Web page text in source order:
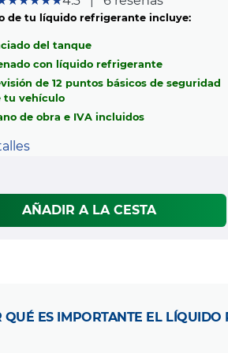
de tu líquido refrigerante incluye:
del tanque
con líquido refrigerante
de 12 puntos básicos de seguridad
tu vehículo
de obra e IVA incluidos
AÑADIR A LA CESTA
QUÉ ES IMPORTANTE EL LÍQUIDO